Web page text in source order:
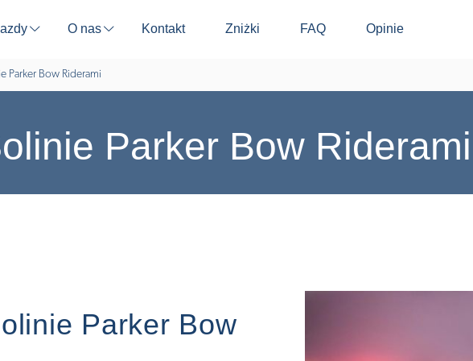
⬇ O nas ⬇ Kontakt Zniżki FAQ Opinie
Parker Bow Riderami
Parker Bow Riderami
Parker Bow